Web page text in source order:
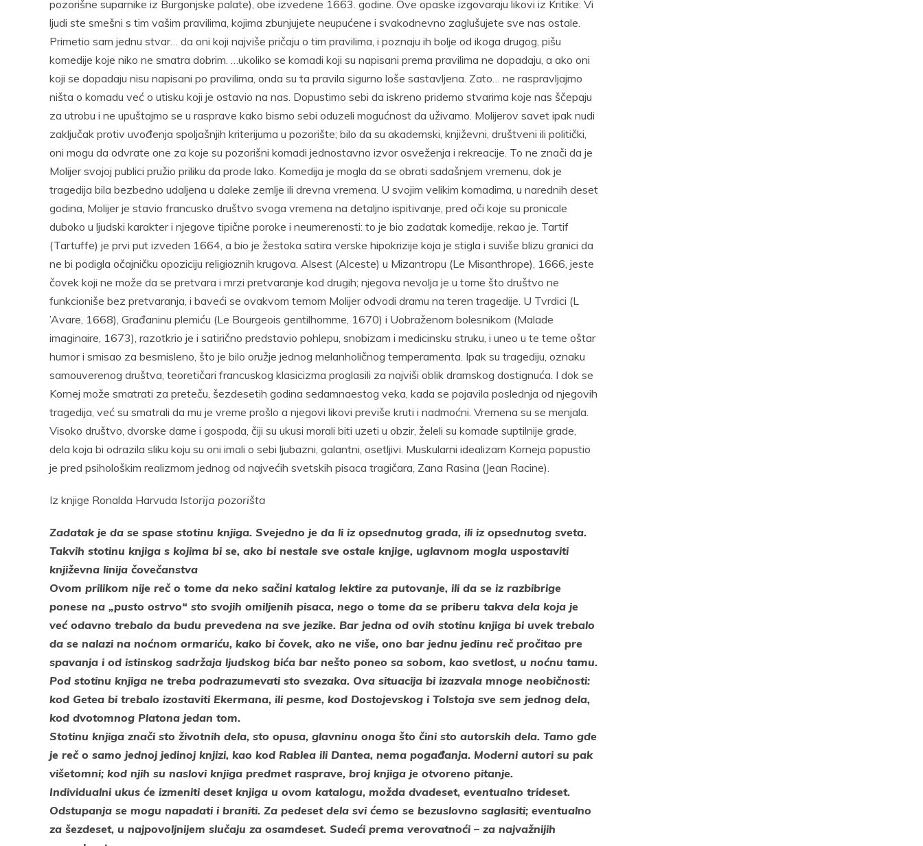
pozorišne suparnike iz Burgonjske palate), obe izvedene 1663. godine. Ove opaske izgovaraju likovi iz Kritike: Vi
ljudi ste smešni s tim vašim pravilima, kojima zbunjujete neupućene i svakodnevno zaglušujete sve nas ostale.
Primetio sam jednu stvar… da oni koji najviše pričaju o tim pravilima, i poznaju ih bolje od ikoga drugog, pišu
komedije koje niko ne smatra dobrim. …ukoliko se komadi koji su napisani prema pravilima ne dopadaju, a ako oni
koji se dopadaju nisu napisani po pravilima, onda su ta pravila sigurno loše sastavljena. Zato… ne raspravljajmo
ništa o komadu već o utisku koji je ostavio na nas. Dopustimo sebi da iskreno pridemo stvarima koje nas ščepaju
za utrobu i ne upuštajmo se u rasprave kako bismo sebi oduzeli mogućnost da uživamo. Molijerov savet ipak nudi
zaključak protiv uvođenja spoljašnjih kriterijuma u pozorište; bilo da su akademski, književni, društveni ili politički,
oni mogu da odvrate one za koje su pozorišni komadi jednostavno izvor osveženja i rekreacije. To ne znači da je
Molijer svojoj publici pružio priliku da prode lako. Komedija je mogla da se obrati sadašnjem vremenu, dok je
tragedija bila bezbedno udaljena u daleke zemlje ili drevna vremena. U svojim velikim komadima, u narednih deset
godina, Molijer je stavio francusko društvo svoga vremena na detaljno ispitivanje, pred oči koje su pronicale
duboko u ljudski karakter i njegove tipične poroke i neumerenosti: to je bio zadatak komedije, rekao je. Tartif
(Tartuffe) je prvi put izveden 1664, a bio je žestoka satira verske hipokrizije koja je stigla i suviše blizu granici da
ne bi podigla očajničku opoziciju religioznih krugova. Alsest (Alceste) u Mizantropu (Le Misanthrope), 1666, jeste
čovek koji ne može da se pretvara i mrzi pretvaranje kod drugih; njegova nevolja je u tome što društvo ne
funkcioniše bez pretvaranja, i baveći se ovakvom temom Molijer odvodi dramu na teren tragedije. U Tvrdici (L
’Avare, 1668), Građaninu plemiću (Le Bourgeois gentilhomme, 1670) i Uobraženom bolesnikom (Malade
imaginaire, 1673), razotkrio je i satirično predstavio pohlepu, snobizam i medicinsku struku, i uneo u te teme oštar
humor i smisao za besmisleno, što je bilo oružje jednog melanholičnog temperamenta. Ipak su tragediju, oznaku
samouverenog društva, teoretičari francuskog klasicizma proglasili za najviši oblik dramskog dostignuća. I dok se
Kornej može smatrati za preteču, šezdesetih godina sedamnaestog veka, kada se pojavila poslednja od njegovih
tragedija, već su smatrali da mu je vreme prošlo a njegovi likovi previše kruti i nadmoćni. Vremena su se menjala.
Visoko društvo, dvorske dame i gospoda, čiji su ukusi morali biti uzeti u obzir, želeli su komade suptilnije grade,
dela koja bi odrazila sliku koju su oni imali o sebi ljubazni, galantni, osetljivi. Muskularni idealizam Korneja popustio
je pred psihološkim realizmom jednog od najvećih svetskih pisaca tragičara, Zana Rasina (Jean Racine).
Iz knjige Ronalda Harvuda Istorija pozorišta
Zadatak je da se spase stotinu knjiga. Svejedno je da li iz opsednutog grada, ili iz opsednutog sveta.
Takvih stotinu knjiga s kojima bi se, ako bi nestale sve ostale knjige, uglavnom mogla uspostaviti
književna linija čovečanstva
Ovom prilikom nije reč o tome da neko sačini katalog lektire za putovanje, ili da se iz razbibrige
ponese na „pusto ostrvo“ sto svojih omiljenih pisaca, nego o tome da se priberu takva dela koja je
već odavno trebalo da budu prevedena na sve jezike. Bar jedna od ovih stotinu knjiga bi uvek trebalo
da se nalazi na noćnom ormariću, kako bi čovek, ako ne više, ono bar jednu jedinu reč pročitao pre
spavanja i od istinskog sadržaja ljudskog bića bar nešto poneo sa sobom, kao svetlost, u noćnu tamu.
Pod stotinu knjiga ne treba podrazumevati sto svezaka. Ova situacija bi izazvala mnoge neobičnosti:
kod Getea bi trebalo izostaviti Ekermana, ili pesme, kod Dostojevskog i Tolstoja sve sem jednog dela,
kod dvotomnog Platona jedan tom.
Stotinu knjiga znači sto životnih dela, sto opusa, glavninu onoga što čini sto autorskih dela. Tamo gde
je reč o samo jednoj jedinoj knjizi, kao kod Rablea ili Dantea, nema pogađanja. Moderni autori su pak
višetomni; kod njih su naslovi knjiga predmet rasprave, broj knjiga je otvoreno pitanje.
Individualni ukus će izmeniti deset knjiga u ovom katalogu, možda dvadeset, eventualno trideset.
Odstupanja se mogu napadati i braniti. Za pedeset dela svi ćemo se bezuslovno saglasiti; eventualno
za šezdeset, u najpovoljnijem slučaju za osamdeset. Sudeći prema verovatnoći – za najvažnijih